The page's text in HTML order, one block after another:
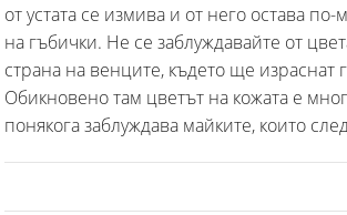
от устата се измива и от него остава по-
на гъбички. Не се заблуждавайте от
страна на венците, където ще израснат
Обикновено там цветът на кожата е
понякога заблуждава майките, които